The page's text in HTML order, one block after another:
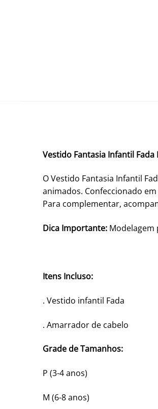
Vestido Fantasia Infantil Fada
O Vestido Fantasia Infantil
animados. Confeccionado
Para complementar,
Dica Importante: Modelagem
Itens Incluso:
. Vestido infantil Fada
. Amarrador de cabelo
Grade de Tamanhos:
P (3-4 anos)
M (6-8 anos)